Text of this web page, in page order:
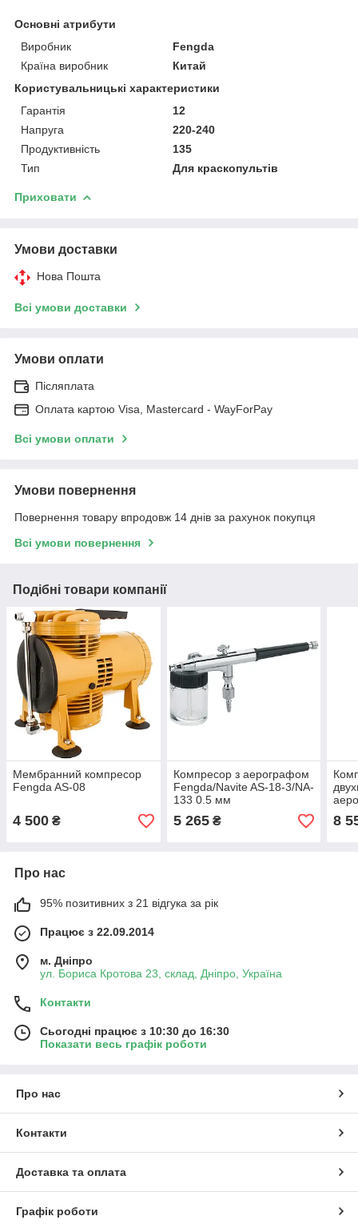
Основні атрибути
Виробник
Fengda
Країна виробник
Китай
Користувальницькі характеристики
Гарантія
12
Напруга
220-240
Продуктивність
135
Тип
Для краскопультів
Приховати
Умови доставки
Нова Пошта
Всі умови доставки
Умови оплати
Післяплата
Оплата картою Visa, Mastercard - WayForPay
Всі умови оплати
Умови повернення
Повернення товару впродовж 14 днів за рахунок покупця
Всі умови повернення
Подібні товари компанії
Мембранний компресор
Fengda AS-08
4 500 ₴
Компресор з аерографом
Fengda/Navite AS-18-3/NA-
133 0.5 мм
5 265₴
196
8
Про нас
95% позитивних з 21 відгука за рік
Працює з 22.09.2014
м. Дніпро
ул. Бориса Кротова 23, склад, Дніпро, Україна
Контакти
Сьогодні працює з 10:30 до 16:30
Показати весь графік роботи
Про нас
Контакти
Доставка та оплата
Графік роботи